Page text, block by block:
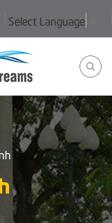
Select Language